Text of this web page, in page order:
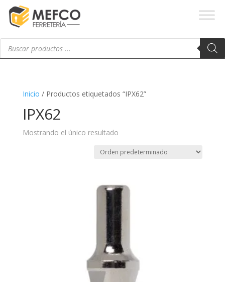
Búsqueda
productos
Inicio / Productos etiquetados “IPX62”
IPX62
Mostrando el único resultado